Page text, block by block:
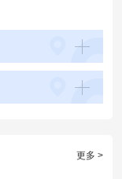
更多 >